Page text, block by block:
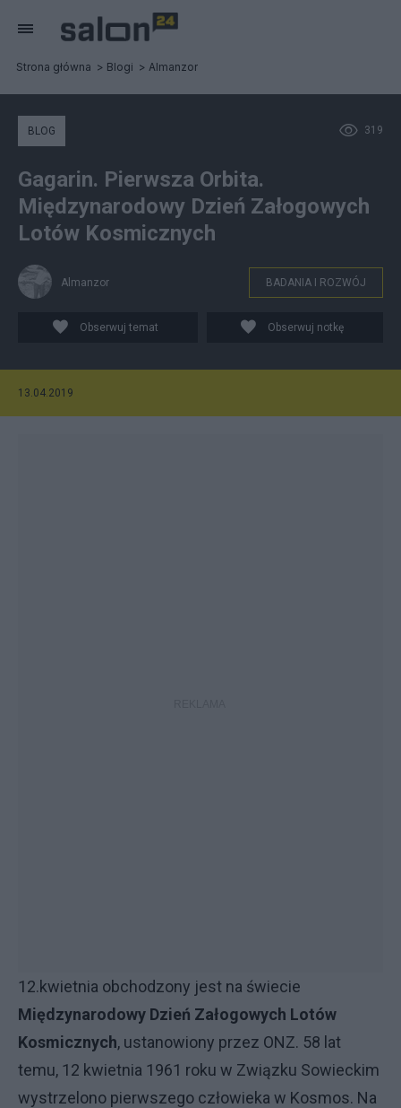
Strona główna Blogi Almanzor
319
BLOG
Gagarin. Pierwsza Orbita.
Międzynarodowy Dzień Załogowych
Lotów Kosmicznych
Almanzor BADANIA I ROZWÓJ
Obserwuj temat Obserwuj notkę
13.04.2019
12.kwietnia obchodzony jest na świecie
Międzynarodowy Dzień Załogowych Lotów
Kosmicznych, ustanowiony przez ONZ. 58 lat
temu, 12 kwietnia 1961 roku w Związku Sowieckim
wystrzelono pierwszego człowieka w Kosmos. Na